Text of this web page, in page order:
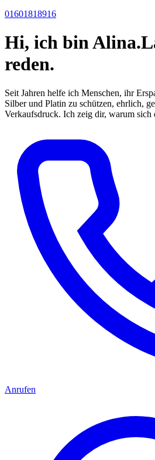
01601818916
Hi, ich binAlina.
reden.
Seit Jahren helfe ich Menschen, ihr
Silber und Platin zu schützen, ehrlich,
Verkaufsdruck. Ich zeig dir, warum sich
Anrufen